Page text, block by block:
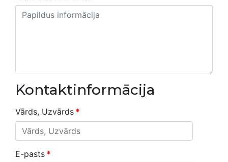
Kontaktinformācija
Vārds, Uzvārds *
E-pasts *